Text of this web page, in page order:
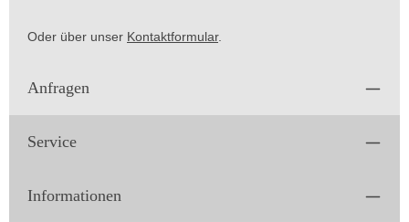
Oder über unser Kontaktformular.
Anfragen
Service
Informationen